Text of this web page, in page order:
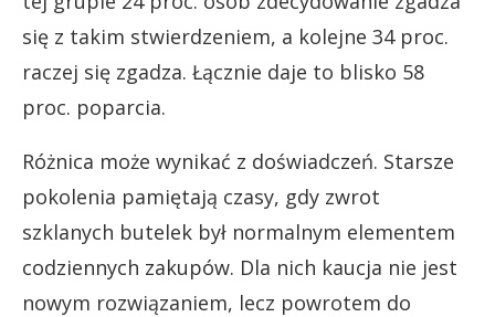
się z takim stwierdzeniem, a kolejne 34 proc.
raczej się zgadza. Łącznie daje to blisko 58
proc. poparcia.
Różnica może wynikać z doświadczeń. Starsze
pokolenia pamiętają czasy, gdy zwrot
szklanych butelek był normalnym elementem
codziennych zakupów. Dla nich kaucja nie jest
nowym rozwiązaniem, lecz powrotem do